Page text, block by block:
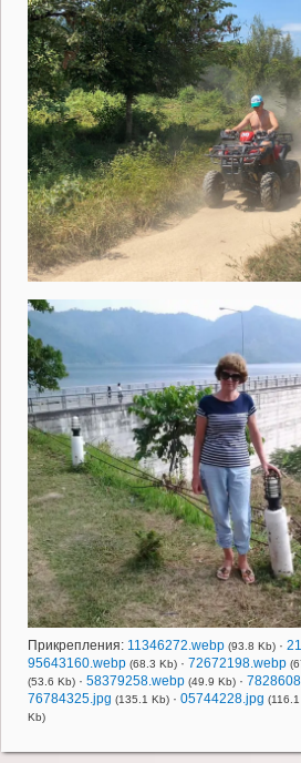
Прикрепления: 11346272.webp (93.8 Kb) ·
95643160.webp (68.3 Kb) · 72672198.webp
(53.6 Kb) · 58379258.webp (49.9 Kb) ·
76784325.jpg (135.1 Kb) · 05744228.jpg
Kb)